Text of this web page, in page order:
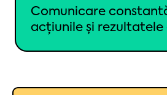
Comunicare
acțiunile și rezultatele